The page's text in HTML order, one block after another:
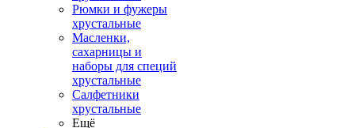
Рюмки и фужеры
хрустальные
Масленки,
сахарницы и
наборы для специй
хрустальные
Салфетники
хрустальные
Ещё